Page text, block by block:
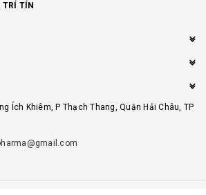
TRÍ TÍN
Ích Khiêm, P Thạch Thang, Quận Hải Châu, TP